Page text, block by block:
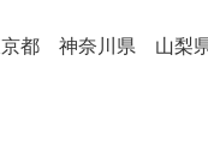
都 神奈川県 山梨